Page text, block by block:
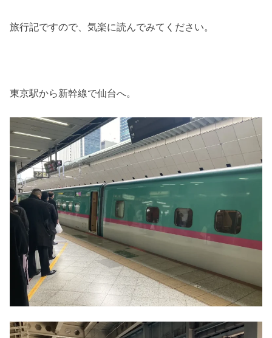
旅行記ですので、気楽に読んでみてください。
東京駅から新幹線で仙台へ。